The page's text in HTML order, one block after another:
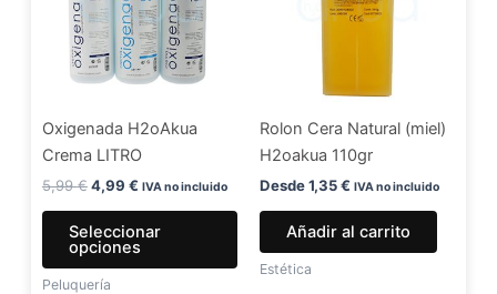
Oxigenada H2oAkua
Crema LITRO
5,99€4,99 € IVA no incluido
Seleccionar
opciones
pueden
elegir
la
página
de
Peluquería
Rolon Cera Natural (miel)
H2oakua 110gr
Desde1,35€ IVA no incluido
Añadir al carrito
Estética